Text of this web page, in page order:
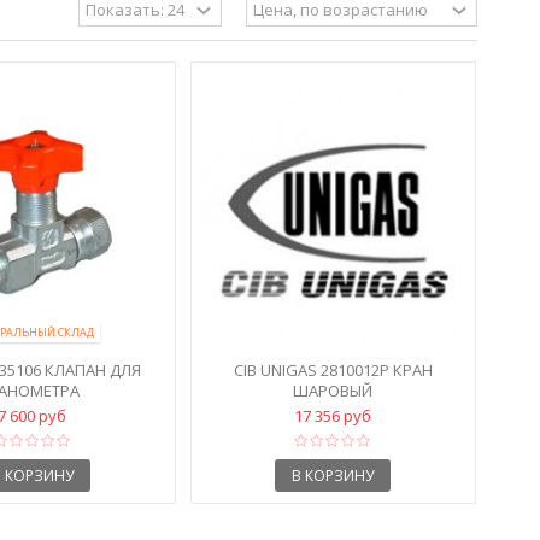
СКЛАД
КЛАПАН ДЛЯ
600 руб
КОРЗИНУ
CIB UNIGAS 2810012P КРАН
ШАРОВЫЙ
17 356 руб
В КОРЗИНУ